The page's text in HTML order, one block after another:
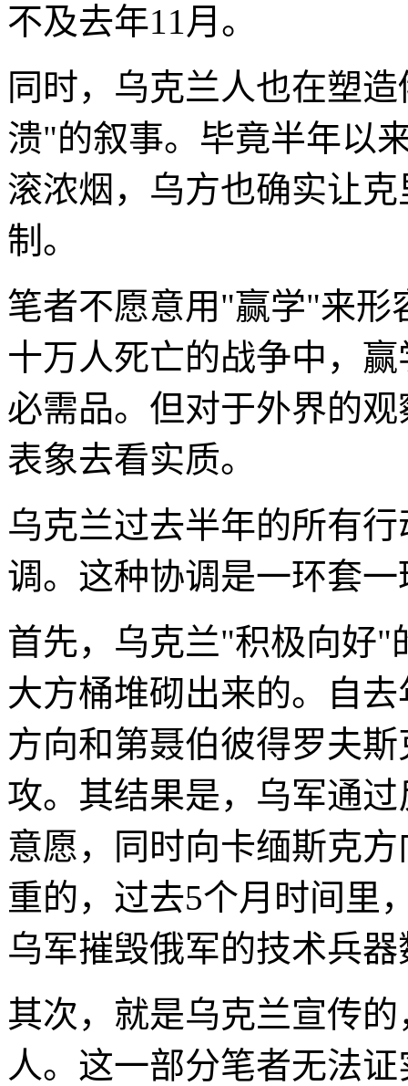
不及去年11月。
同时，乌克兰人也在塑
溃"的叙事。毕竟半年以
滚浓烟，乌方也确实让
制。
笔者不愿意用"赢学"来形
十万人死亡的战争中，
必需品。但对于外界的
表象去看实质。
乌克兰过去半年的所有
调。这种协调是一环套
首先，乌克兰"积极向好"
大方桶堆砌出来的。自
方向和第聂伯彼得罗夫
攻。其结果是，乌军通
意愿，同时向卡缅斯克
重的，过去5个月时间里
乌军摧毁俄军的技术兵
其次，就是乌克兰宣传
人。这一部分笔者无法